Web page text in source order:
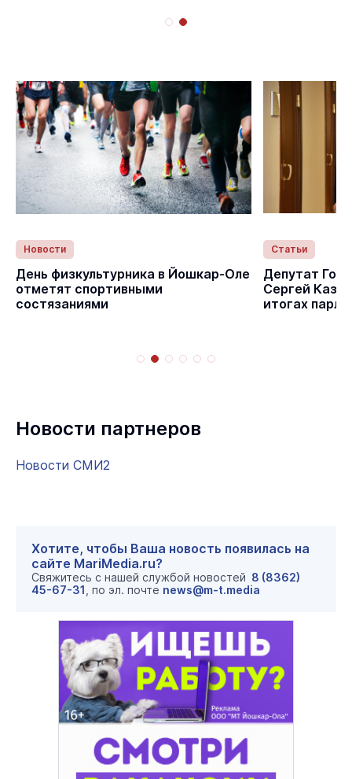
Новости
День физкультурника в Йошкар-Оле
отметят спортивными
состязаниями
Статьи
Депутат
Сергей
итогах
Новости партнеров
Новости СМИ2
Хотите, чтобы Ваша новость появилась на
сайте MariMedia.ru?
Свяжитесь с нашей службой новостей 8 (8362)
45-67-31 , по эл. почте news@m-t.media